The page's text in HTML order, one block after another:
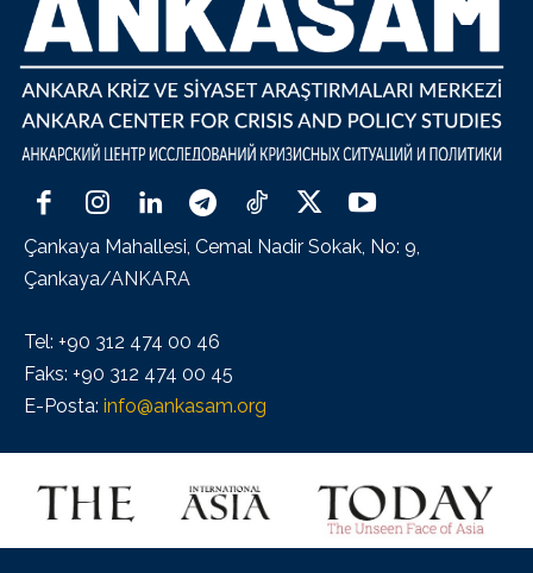
Çankaya Mahallesi, Cemal Nadir Sokak, No: 9,
Çankaya/ANKARA
Tel: +90 312 474 00 46
Faks: +90 312 474 00 45
E-Posta: info@ankasam.org